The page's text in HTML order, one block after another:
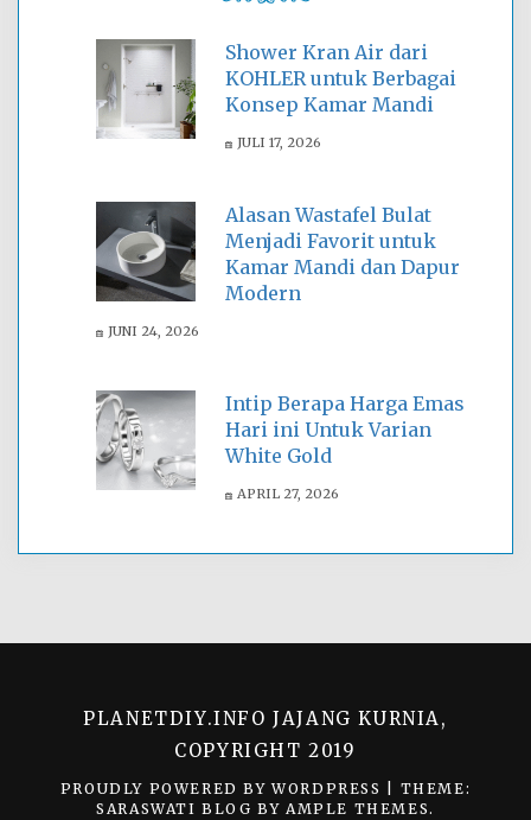
Shower Kran Air dari
KOHLER untuk Berbagai
Konsep Kamar Mandi
JULI 17, 2026
Alasan Wastafel Bulat
Menjadi Favorit untuk
Kamar Mandi dan Dapur
Modern
JUNI 24, 2026
Intip Berapa Harga Emas
Hari ini Untuk Varian
White Gold
APRIL 27, 2026
PLANETDIY.INFO JAJANG KURNIA,
COPYRIGHT 2019
PROUDLY POWERED BY WORDPRESS
THEME:
SARASWATI BLOG BY AMPLE THEMES .